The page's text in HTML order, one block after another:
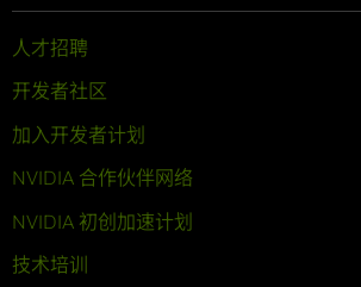
人才招聘
开发者社区
加入开发者计划
NVIDIA 合作伙伴网络
NVIDIA 初创加速计划
技术培训